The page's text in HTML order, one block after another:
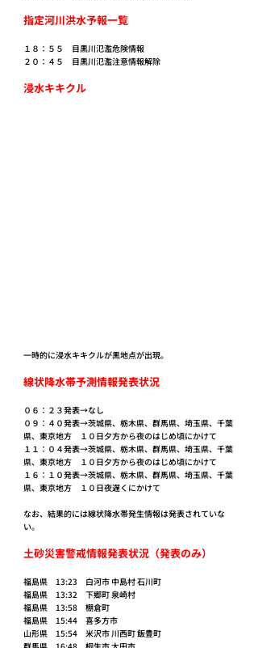
指定河川洪水予報一覧
１８：５５　目黒川氾濫危険情報
２０：４５　目黒川氾濫注意情報解除
浸水キキクル
一時的に浸水キキクルが黒地点が出現。
線状降水帯予測情報発表状況
０６：２３発表→なし
０９：４０発表→茨城県、栃木県、群馬県、埼玉県、千葉
県、東京地方　１０日夕方から夜のはじめ頃にかけて
１１：０４発表→茨城県、栃木県、群馬県、埼玉県、千葉
県、東京地方　１０日夕方から夜のはじめ頃にかけて
１６：１０発表→茨城県、栃木県、群馬県、埼玉県、千葉
県、東京地方　１０日夜遅くにかけて
なお、結果的には線状降水帯発生情報は発表されていな
い。
土砂災害警戒情報発表状況（発表のみ）
福島県　13:23　白河市 中島村 石川町
福島県　13:32　下郷町 泉崎村
福島県　13:58　棚倉町
福島県　15:44　喜多方市
山形県　15:54　米沢市 川西町 飯豊町